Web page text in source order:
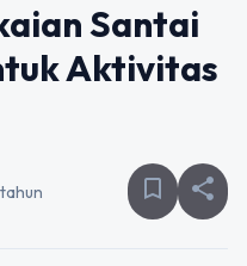
Santai
Aktivitas
bookmark_border share